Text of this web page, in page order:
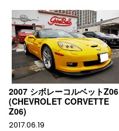
2007 シボレーコルベットZ06
(CHEVROLET CORVETTE
Z06)
2017.06.19